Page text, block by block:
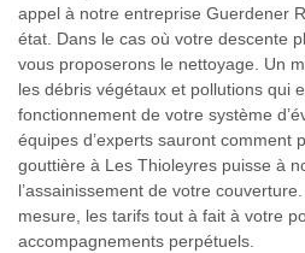
appel à notre entreprise Guerdener
état. Dans le cas où votre descente
vous proposerons le nettoyage. Un
les débris végétaux et pollutions qui
fonctionnement de votre système
équipes d’experts sauront comment
gouttière à Les Thioleyres puisse à
l’assainissement de votre
mesure, les tarifs tout à fait à votre
accompagnements perpétuels.